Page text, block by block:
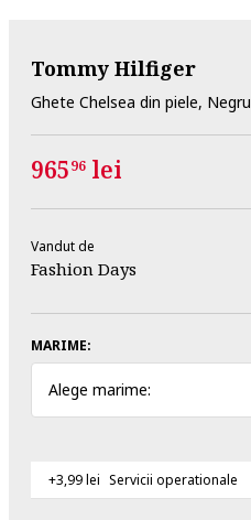
Tommy Hilfiger
Ghete Chelsea din piele, Negru
96596 lei
Vandut de
Fashion Days
MARIME:
Alege marime:
+3,99 lei Servicii operationale